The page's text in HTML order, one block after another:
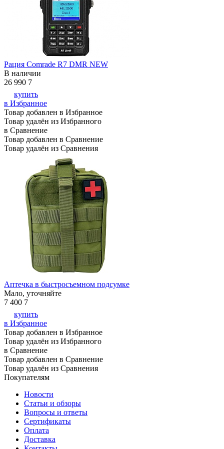
Рация Comrade R7 DMR NEW
В наличии
26 990 7
купить
в Избранное
Товар добавлен в Избранное
Товар удалён из Избранного
в Сравнение
Товар добавлен в Сравнение
Товар удалён из Сравнения
Аптечка в быстросъемном подсумке
Мало, уточняйте
7 400 7
купить
в Избранное
Товар добавлен в Избранное
Товар удалён из Избранного
в Сравнение
Товар добавлен в Сравнение
Товар удалён из Сравнения
Покупателям
Новости
Статьи и обзоры
Вопросы и ответы
Сертификаты
Оплата
Доставка